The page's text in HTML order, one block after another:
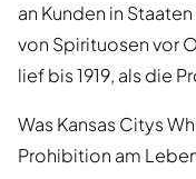
an Kunden in
von Spirituosen vor
lief bis 1919, als die
Was Kansas Citys
Prohibition am